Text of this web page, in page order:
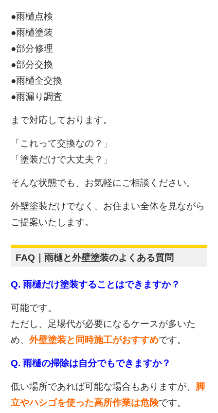
●雨樋点検
●雨樋塗装
●部分修理
●部分交換
●雨樋全交換
●雨漏り調査
まで対応しております。
「これって交換なの？」
「塗装だけで大丈夫？」
そんな状態でも、お気軽にご相談ください。
外壁塗装だけでなく、お住まい全体を見ながら
ご提案いたします。
FAQ｜雨樋と外壁塗装のよくある質問
Q. 雨樋だけ塗装することはできますか？
可能です。
ただし、足場代が必要になるケースが多いた
め、外壁塗装と同時施工がおすすめです。
Q. 雨樋の掃除は自分でもできますか？
低い場所であれば可能な場合もありますが、 脚
立やハシゴを使った高所作業は危険です。